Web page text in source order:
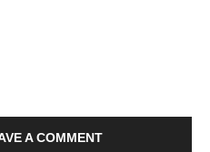
A COMMENT